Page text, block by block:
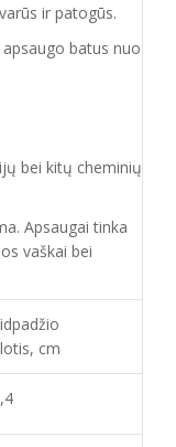
ir patogūs.
batus nuo
bei kitų cheminių
Apsaugai tinka
vaškai bei
cm